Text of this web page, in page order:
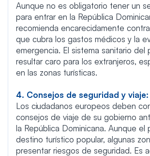
Aunque no es obligatorio tener un
para entrar en la República
recomienda encarecidamente
que cubra los gastos médicos y la
emergencia. El sistema sanitario del
resultar caro para los extranjeros,
en las zonas turísticas.
4. Consejos de seguridad y viaje:
Los ciudadanos europeos deben
consejos de viaje de su gobierno
la República Dominicana. Aunque el
destino turístico popular, algunas
presentar riesgos de seguridad. Es